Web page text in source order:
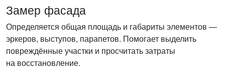
Замер фасада
Определяется общая площадь и габариты элементов —
эркеров, выступов, парапетов. Помогает выделить
повреждённые участки и просчитать затраты
на восстановление.